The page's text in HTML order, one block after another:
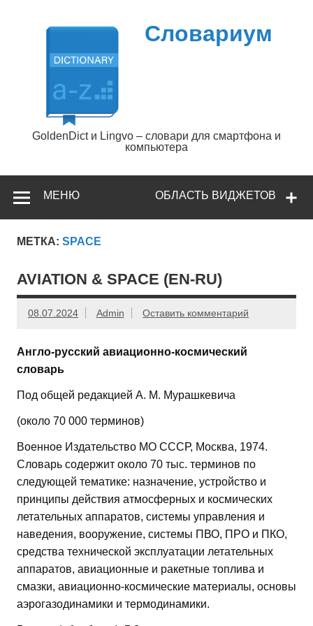
содержимому
Словариум
GoldenDict и Lingvo – словари для смартфона и
компьютера
ОБЛАСТЬ ВИДЖЕТОВ
МЕНЮ
МЕТКА: SPACE
AVIATION & SPACE (EN-RU)
08.07.2024 Admin Оставить комментарий
Англо-русский авиационно-космический
словарь
Под общей редакцией А. М. Мурашкевича
(около 70 000 терминов)
Военное Издательство МО СССР, Москва, 1974.
Словарь содержит около 70 тыс. терминов по
следующей тематике: назначение, устройство и
принципы действия атмосферных и космических
летательных аппаратов, системы управления и
наведения, вооружение, системы ПВО, ПРО и ПКО,
средства технической эксплуатации летательных
аппаратов, авиационные и ракетные топлива и
смазки, авиационно-космические материалы, основы
аэрогазодинамики и термодинамики.